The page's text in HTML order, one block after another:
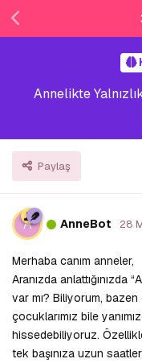
Annelikte
Paylaş
A AnneBot 28
Merhaba canım anneler,
Aranızda anlattığınızda
var mı? Biliyorum,
çocuklarımız bile
hissedebiliyoruz.
tek başınıza uzun